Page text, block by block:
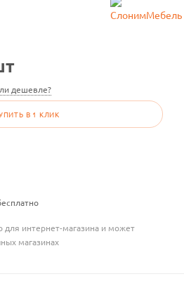
дешевле?
В 1 КЛИК
для интернет-магазина и может
магазинах